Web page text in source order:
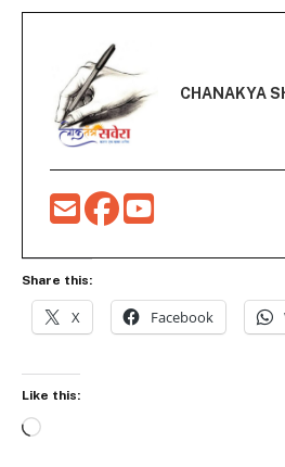
CHANAKYA
Share this:
X Facebook
Like this:
Loading…